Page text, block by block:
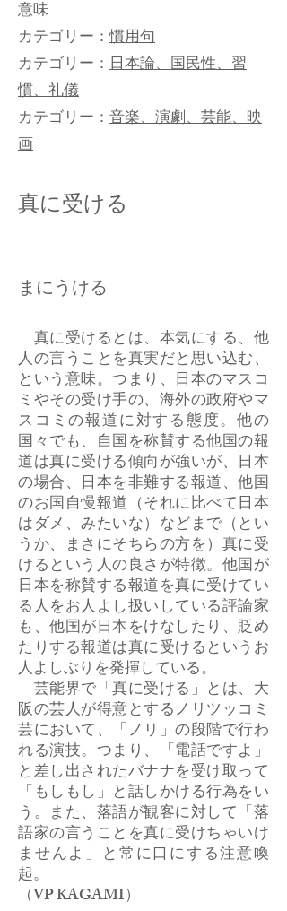
意味
カテゴリー：慣用句
カテゴリー： 日本論、国民性、習
慣、礼儀
カテゴリー： 音楽、演劇、芸能、映
画
真に受ける
まにうける
真に受けるとは、本気にする、他
人の言うことを真実だと思い込む、
という意味。つまり、日本のマスコ
ミやその受け手の、海外の政府やマ
スコミの報道に対する態度。他の
国々でも、自国を称賛する他国の報
道は真に受ける傾向が強いが、日本
の場合、日本を非難する報道、他国
のお国自慢報道（それに比べて日本
はダメ、みたいな）などまで（とい
うか、まさにそちらの方を）真に受
けるという人の良さが特徴。他国が
日本を称賛する報道を真に受けてい
る人をお人よし扱いしている評論家
も、他国が日本をけなしたり、貶め
たりする報道は真に受けるというお
人よしぶりを発揮している。
芸能界で「真に受ける」とは、大
阪の芸人が得意とするノリツッコミ
芸において、「ノリ」の段階で行わ
れる演技。つまり、「電話ですよ」
と差し出されたバナナを受け取って
「もしもし」と話しかける行為をい
う。また、落語が観客に対して「落
語家の言うことを真に受けちゃいけ
ませんよ」と常に口にする注意喚
起。
​（VP KAGAMI）